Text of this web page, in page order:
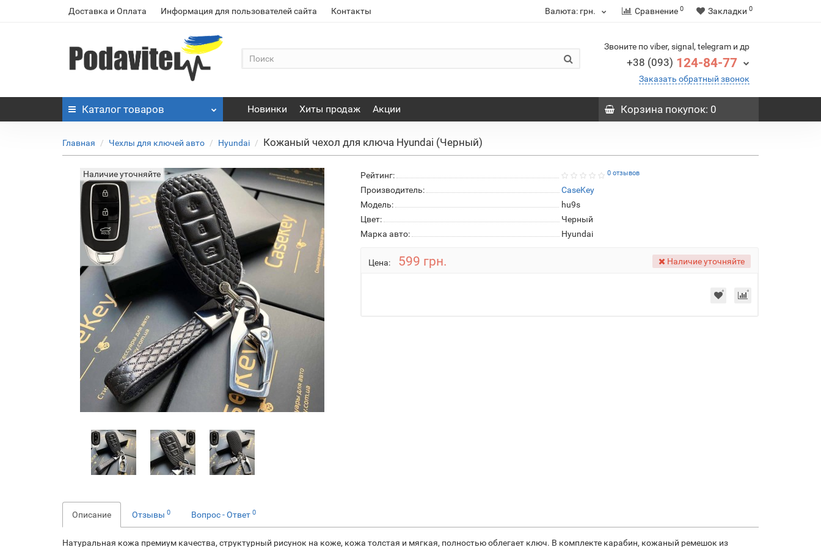
Доставка и Оплата Информация для пользователей сайта Контакты Валюта: грн. Сравнение 0 Закладки 0
Звоните по viber, signal, telegram и др
+38 (093) 124-84-77
Заказать обратный звонок
Каталог товаров Новинки Хиты продаж Акции Корзинапокупок: 0
Главная Чехлы для ключей авто Hyundai Кожаный чехол для ключа Hyundai (Черный)
Наличие уточняйте Рейтинг: 0 отзывов
Производитель:
CaseKey
Модель:
hu9s
Цвет:
Черный
Марка авто:
Hyundai
Цена: 599 грн. Наличие уточняйте
Описание Отзывы 0 Вопрос - Ответ 0
Натуральная кожа премиум качества, структурный рисунок на коже, кожа толстая и мягкая, полностью облегает ключ. В комплекте карабин, кожаный ремешок из